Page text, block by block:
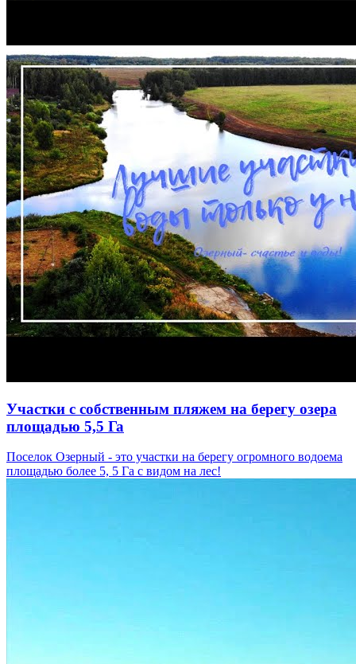
Участки с собственным пляжем на берегу озера
площадью 5,5 Га
Поселок Озерный - это участки на берегу огромного водоема
площадью более 5, 5 Га с видом на лес!